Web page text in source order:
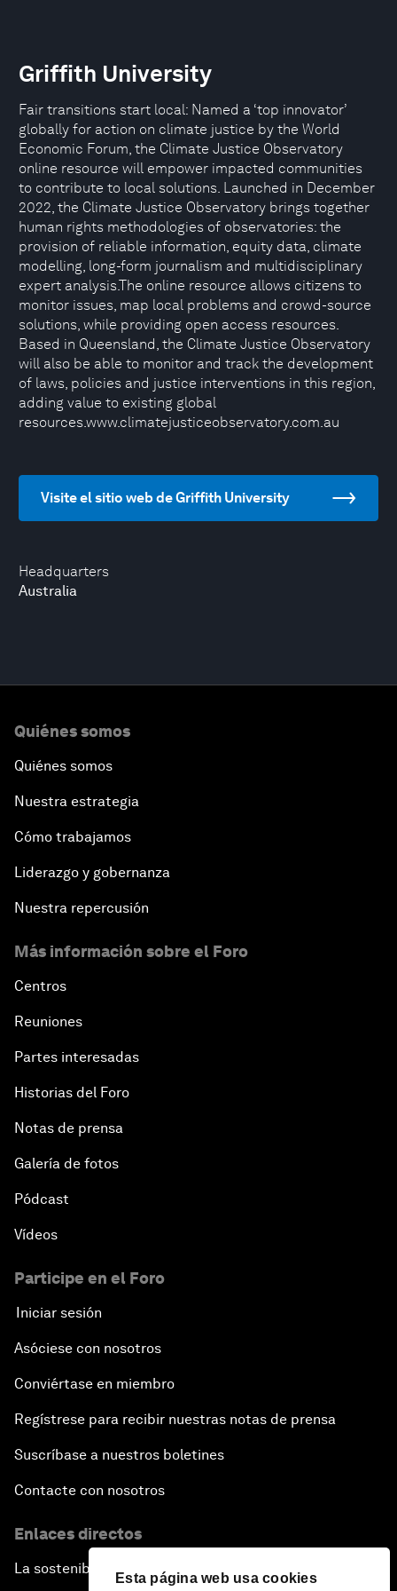
Esta página web usa cookies
Headquarters
Australia
Griffith University
Fair transitions start local: Named a ‘top innovator’
globally for action on climate justice by the World
Economic Forum, the Climate Justice Observatory
online resource will empower impacted communities
to contribute to local solutions. Launched in December
2022, the Climate Justice Observatory brings together
human rights methodologies of observatories: the
provision of reliable information, equity data, climate
modelling, long-form journalism and multidisciplinary
expert analysis.The online resource allows citizens to
monitor issues, map local problems and crowd-source
solutions, while providing open access resources.
Based in Queensland, the Climate Justice Observatory
will also be able to monitor and track the development
of laws, policies and justice interventions in this region,
adding value to existing global
resources.www.climatejusticeobservatory.com.au
Visite el sitio web de Griffith University
Quiénes somos
Quiénes somos
Nuestra estrategia
Cómo trabajamos
Liderazgo y gobernanza
Nuestra repercusión
Más información sobre el Foro
Centros
Reuniones
Partes interesadas
Historias del Foro
Notas de prensa
Galería de fotos
Pódcast
Vídeos
Participe en el Foro
Iniciar sesión
Asóciese con nosotros
Conviértase en miembro
Regístrese para recibir nuestras notas de prensa
Suscríbase a nuestros boletines
Contacte con nosotros
Enlaces directos
La sostenibilidad en el Foro